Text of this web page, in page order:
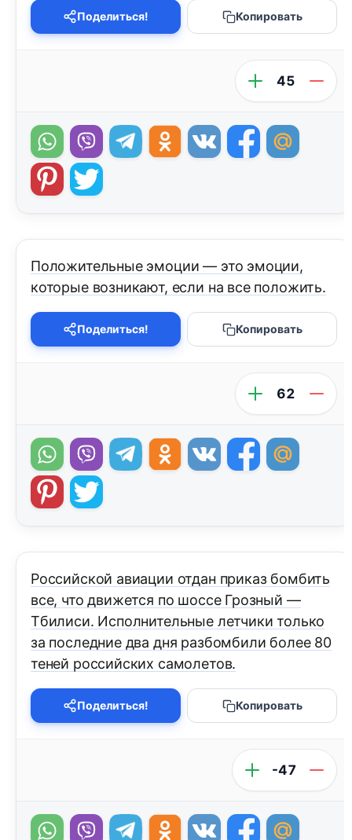
Поделиться! Копировать
45
Положительные эмоции — это эмоции,
которые возникают, если на все положить.
Поделиться! Копировать
62
Российской авиации отдан приказ бомбить
все, что движется по шоссе Грозный —
Тбилиси. Исполнительные летчики только
за последние два дня разбомбили более 80
теней российских самолетов.
Поделиться! Копировать
-47